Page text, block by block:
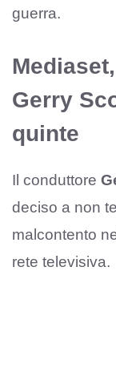
guerra.
Gerry
quinte
Il conduttore
deciso a non
malcontento
rete televisiva.